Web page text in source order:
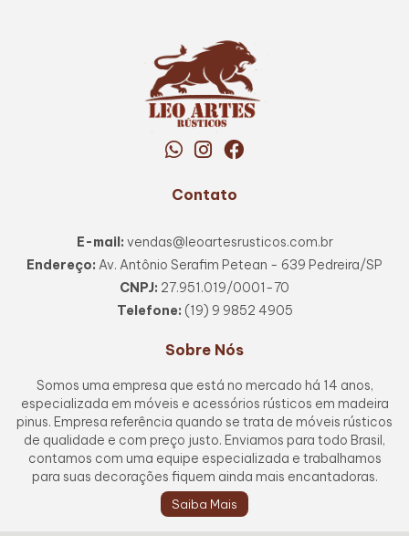
Contato
E-mail: vendas@leoartesrusticos.com.br
Endereço: Av. Antônio Serafim Petean - 639 Pedreira/SP
CNPJ: 27.951.019/0001-70
Telefone: (19) 9 9852 4905
Sobre Nós
Somos uma empresa que está no mercado há 14 anos,
especializada em móveis e acessórios rústicos em madeira
pinus. Empresa referência quando se trata de móveis rústicos
de qualidade e com preço justo. Enviamos para todo Brasil,
contamos com uma equipe especializada e trabalhamos
para suas decorações fiquem ainda mais encantadoras.
Saiba Mais